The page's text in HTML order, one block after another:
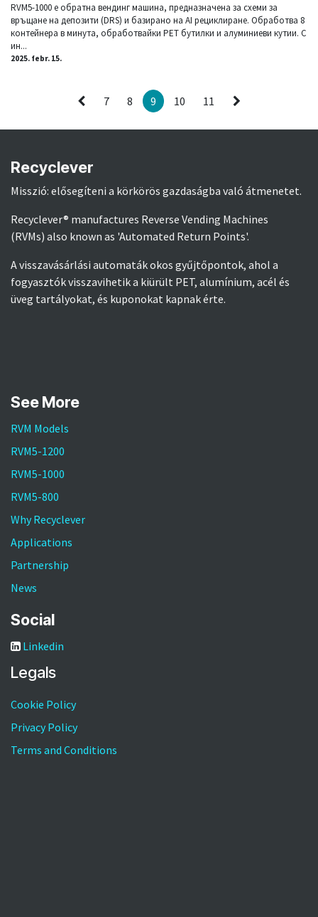
RVM5-1000 е обратна вендинг машина, предназначена за схеми за
връщане на депозити (DRS) и базирано на AI рециклиране. Обработва 8
контейнера в минута, обработвайки PET бутилки и алуминиеви кутии. С
ин...
2025. febr. 15.
7 8 9 10 11
Recyclever
Misszió: elősegíteni a körkörös gazdaságba való átmenetet.
Recyclever® manufactures Reverse Vending Machines
(RVMs) also known as 'Automated Return Points'.
A visszavásárlási automaták okos gyűjtőpontok, ahol a
fogyasztók visszavihetik a kiürült PET, alumínium, acél és
üveg tartályokat, és kuponokat kapnak érte.
See More
RVM Models
RVM5-1200
RVM5-1000
RVM5-800
Why Recyclever
Applications
Partnership
News
Social
Linkedin
Legals
Cookie Policy
Privacy Policy
Terms and Conditions